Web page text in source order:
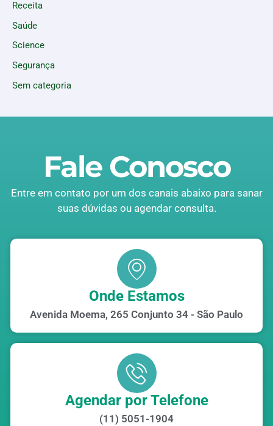
Receita
Saúde
Science
Segurança
Sem categoria
Fale Conosco
Entre em contato por um dos canais abaixo para sanar
suas dúvidas ou agendar consulta.
Onde Estamos
Avenida Moema, 265 Conjunto 34 - São Paulo
Agendar por Telefone
(11) 5051-1904